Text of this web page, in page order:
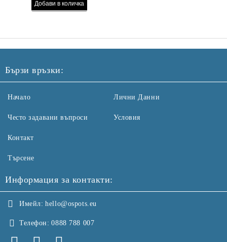
Бързи връзки:
Начало
Често задавани въпроси
Контакт
Търсене
Лични Данни
Условия
Информация за контакти:
Имейл: hello@ospots.eu
Телефон: 0888 788 007